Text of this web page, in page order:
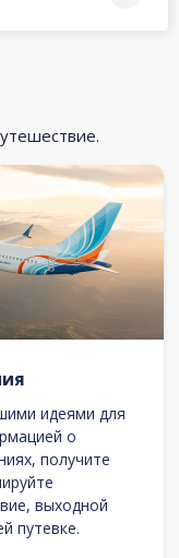
идеями для
о
получите
выходной
путевке.